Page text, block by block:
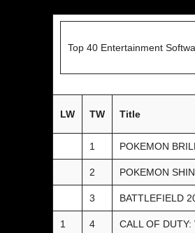
Top 40 Entertainment
LW TW Title
1 POKEMON
2 POKEMON
3 BATTLEFIELD
1 4 CALL OF DUTY: